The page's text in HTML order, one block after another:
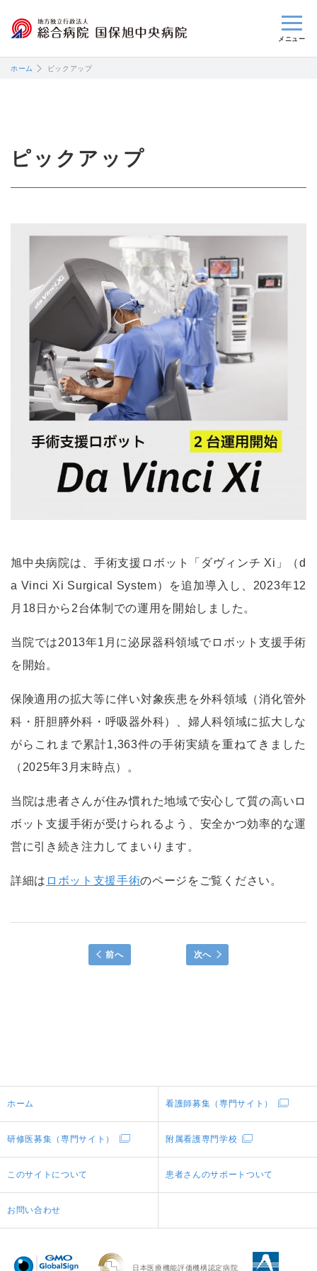
ホーム ピックアップ
ピックアップ
旭中央病院は、手術支援ロボット「ダヴィンチ Xi」（d
a Vinci Xi Surgical System）を追加導入し、2023年12
月18日から2台体制での運用を開始しました。
当院では2013年1月に泌尿器科領域でロボット支援手術
を開始。
保険適用の拡大等に伴い対象疾患を外科領域（消化管外
科・肝胆膵外科・呼吸器外科）、婦人科領域に拡大しな
がらこれまで累計1,363件の手術実績を重ねてきました
（2025年3月末時点）。
当院は患者さんが住み慣れた地域で安心して質の高いロ
ボット支援手術が受けられるよう、安全かつ効率的な運
営に引き続き注力してまいります。
詳細は ロボット支援手術のページをご覧ください。
前へ 次へ
ホーム 看護師募集（専門サイト）
研修医募集（専門サイト） 附属看護専門学校
このサイトについて 患者さんのサポートついて
お問い合わせ
日本医療機能評価機構認定病院